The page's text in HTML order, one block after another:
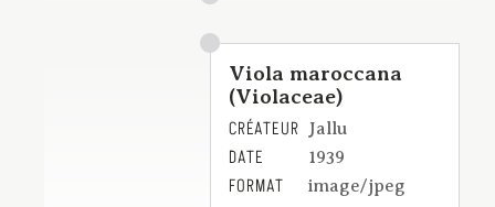
Viola maroccana
(Violaceae)
CRÉATEUR Jallu
DATE 1939
FORMAT image/jpeg